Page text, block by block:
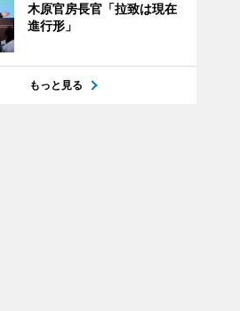
木原官房長官「拉致は現在
進行形」
もっと見る